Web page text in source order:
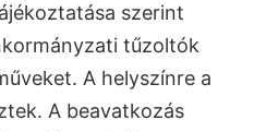
szerint
tűzoltók
A helyszínre a
A beavatkozás